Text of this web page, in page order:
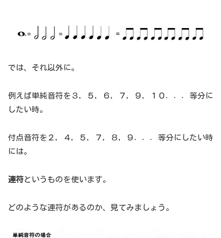
では、それ以外に。
例えば単純音符を３，５，６，７，９，１０．．．等分に
したい時。
付点音符を２，４，５，７，８，９．．．等分にしたい時
には。
連符というものを使います。
どのような連符があるのか、見てみましょう。